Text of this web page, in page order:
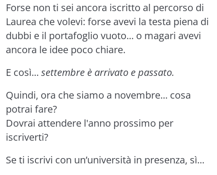
Forse non ti sei ancora iscritto al percorso di
Laurea che volevi: forse avevi la testa piena di
dubbi e il portafoglio vuoto... o magari avevi
ancora le idee poco chiare.
E così... settembre è arrivato e passato.
Quindi, ora che siamo a novembre... cosa
potrai fare?
Dovrai attendere l'anno prossimo per
iscriverti?
Se ti iscrivi con un’università in presenza, sì...